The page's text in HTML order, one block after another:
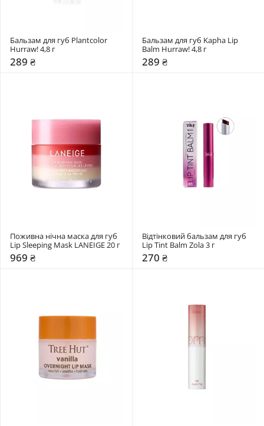
Бальзам для губ Plantcolor
Hurraw! 4,8 г
289 ₴
Бальзам для губ Kapha Lip
Balm Hurraw! 4,8 г
289 ₴
Поживна нічна маска для губ
Lip Sleeping Mask LANEIGE 20 г
969 ₴
Відтінковий бальзам для губ
Lip Tint Balm Zola 3 г
270 ₴